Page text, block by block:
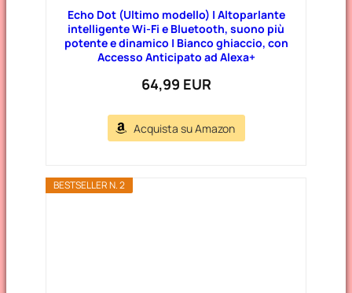
Echo Dot (Ultimo modello) | Altoparlante
intelligente Wi-Fi e Bluetooth, suono più
potente e dinamico | Bianco ghiaccio, con
Accesso Anticipato ad Alexa+
64,99 EUR
Acquista su Amazon
BESTSELLER N. 2